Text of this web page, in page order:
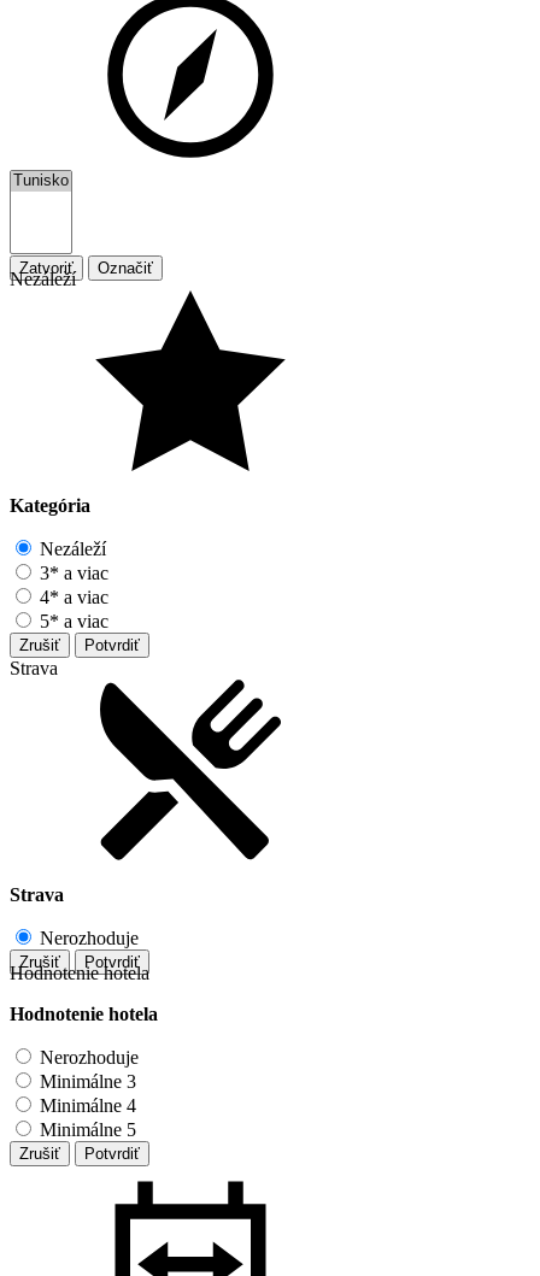
Zatvoriť Označiť
Nezáleží
Kategória
Nezáleží
3* a viac
4* a viac
5* a viac
Zrušiť Potvrdiť
Strava
Strava
Nerozhoduje
Zrušiť Potvrdiť
Hodnotenie hotela
Hodnotenie hotela
Nerozhoduje
Minimálne 3
Minimálne 4
Minimálne 5
Zrušiť Potvrdiť